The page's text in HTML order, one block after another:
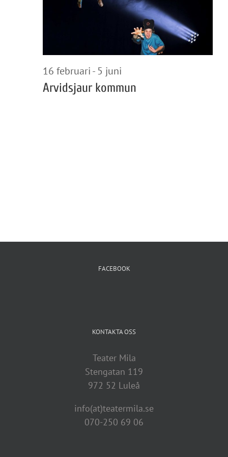
Arvidsjaur kommun
16 februari - 5 juni
FACEBOOK
KONTAKTA OSS
Teater Mila
Stengatan 119
972 52 Luleå
info(at)teatermila.se
070-250 69 06